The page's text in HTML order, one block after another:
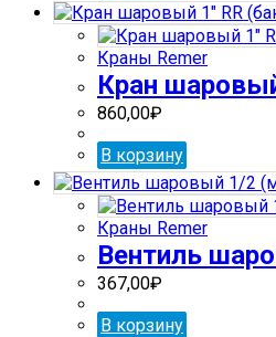
Краны Remer
Кран
860,00₽
В корзину
Краны Remer
Вентиль
367,00₽
В корзину